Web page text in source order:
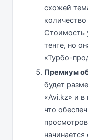
схожей
Стоимость
тенге, но
«Турбо-
Премиум
будет
«Avi.kz» и в
что
начинается